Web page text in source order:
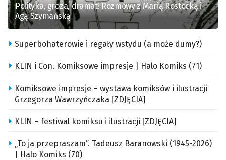
Polityka, groza, dramat! Rozmowy z Marią Rostocką i
Agą Szymańską
Superbohaterowie i regały wstydu (a może dumy?)
KLIN i Con. Komiksowe impresje | Halo Komiks (71)
Komiksowe impresje – wystawa komiksów i ilustracji
Grzegorza Wawrzyńczaka [ZDJĘCIA]
KLIN – festiwal komiksu i ilustracji [ZDJĘCIA]
„To ja przepraszam”. Tadeusz Baranowski (1945-2026)
| Halo Komiks (70)